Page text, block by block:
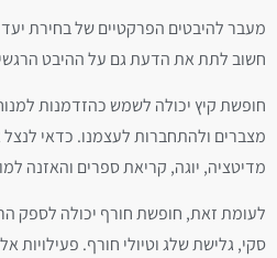
מעבר להיבטים הפרקטיים של בחירת
חשוב לתת את הדעת גם על ההיבט
חופשת קיץ יכולה לשמש כהזדמנות
מצברים ולהתחברות לעצמנו. כדאי
מדיטציה, יוגה, קריאת ספרים והאזנה
לעומת זאת, חופשת חורף יכולה לספק
סקי, גלישת שלג וטיולי חורף.